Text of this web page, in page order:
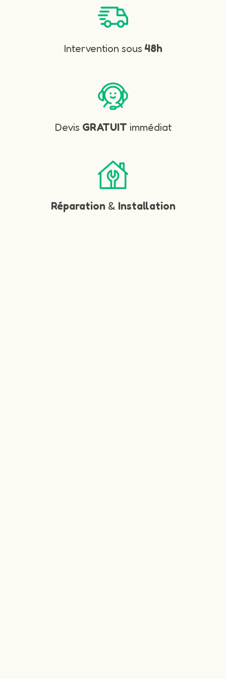
Intervention sous 48h
Devis GRATUIT immédiat
Réparation & Installation